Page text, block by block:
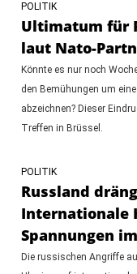
POLITIK
Ultimatum für
laut Nato-
Könnte es nur noch
den Bemühungen um
abzeichnen? Dieser
Treffen in Brüssel.
POLITIK
Russland
Internationale
Spannungen
Die russischen Angriffe